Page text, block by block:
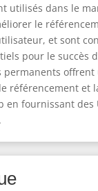
utilisés dans le
le
et sont
pour le succès
permanents offrent
référencement et
en fournissant des